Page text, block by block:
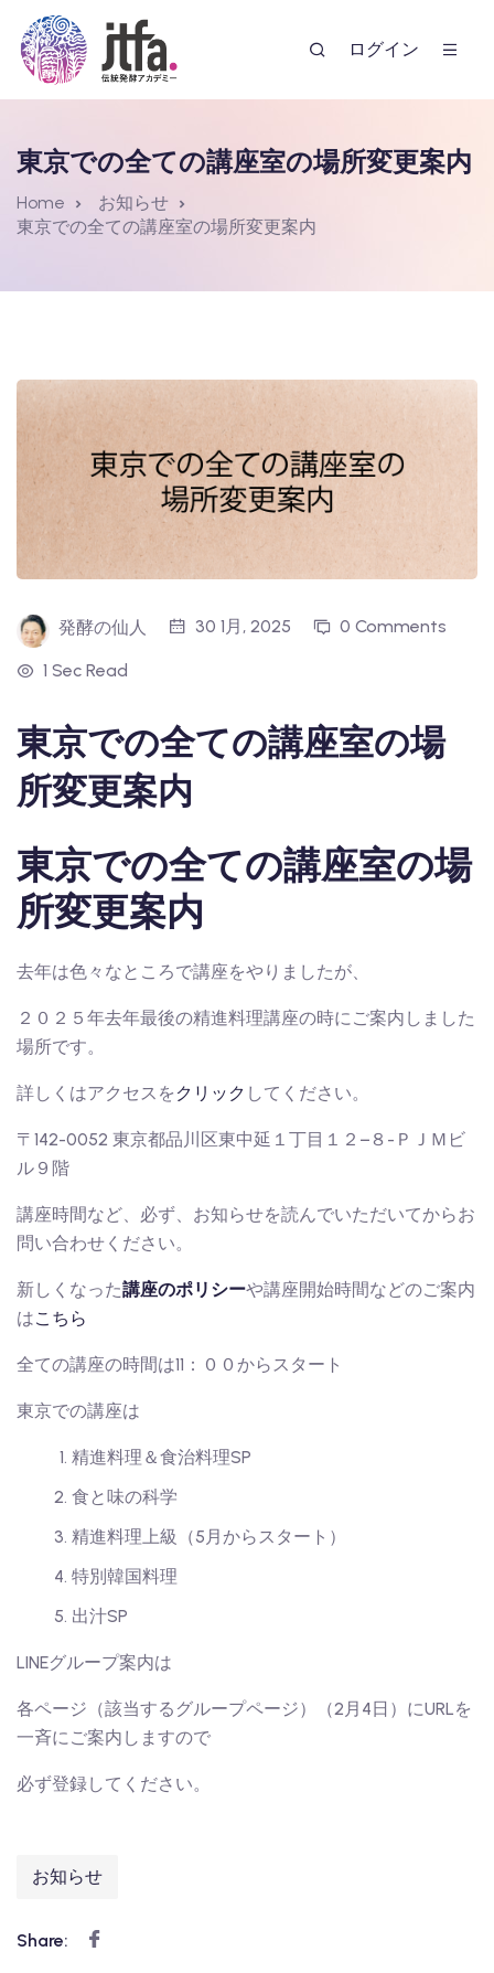
ログイン
東京での全ての講座室の場所変更案内
Home
お知らせ
東京での全ての講座室の場所変更案内
発酵の仙人 30 1月, 2025 0 Comments
1 Sec Read
東京での全ての講座室の場
所変更案内
東京での全ての講座室の場
所変更案内
去年は色々なところで講座をやりましたが、
２０２５年去年最後の精進料理講座の時にご案内しました
場所です。
詳しくはアクセスを クリック してください。
〒142-0052 東京都品川区東中延１丁目１２−８-ＰＪＭビ
ル９階
講座時間など、必ず、お知らせを読んでいただいてからお
問い合わせください。
新しくなった講座のポリシーや講座開始時間などのご案内
はこちら
全ての講座の時間は11：００からスタート
東京での講座は
精進料理＆食治料理SP
食と味の科学
精進料理上級（5月からスタート）
特別韓国料理
出汁SP
LINEグループ案内は
各ページ（該当するグループページ）（2月4日）にURLを
一斉にご案内しますので
必ず登録してください。
お知らせ
Share: